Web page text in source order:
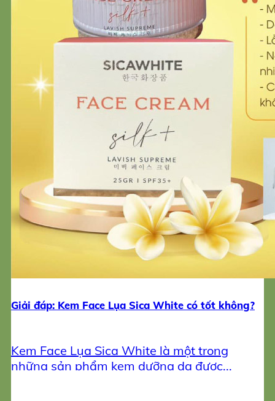
Giải đáp: Kem Face Lụa Sica White có tốt không?
Kem Face Lụa Sica White là một trong
những sản phẩm kem dưỡng da được...